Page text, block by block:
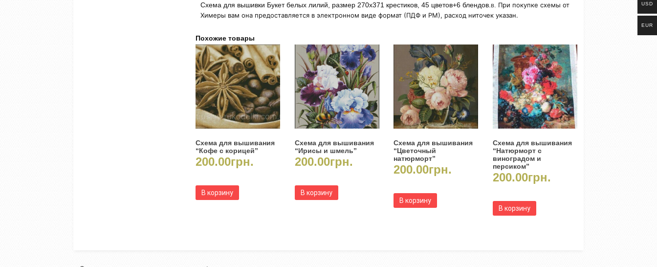
Схема для вышивки Букет белых лилий, размер 270х371 крестиков, 45 цветов+6 блендов. в. При покупке схемы от
Химеры вам она предоставляется в электронном виде формат (ПДФ и РМ), расход ниточек указан.
Похожие товары
Схема для вышивания
“Кофе с корицей”
200.00грн.
В корзину
Схема для вышивания
“Ирисы и шмель”
200.00грн.
В корзину
Схема для вышивания
“Цветочный
натюрморт”
200.00грн.
В корзину
Схема для вышивания
“Натюрморт с
виноградом и
персиком”
200.00грн.
В корзину
USD
EUR